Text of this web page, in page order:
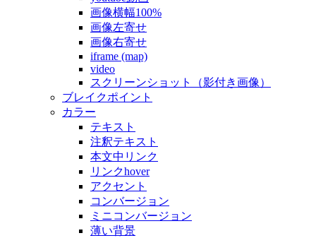
画像横幅100%
画像左寄せ
画像右寄せ
iframe (map)
video
スクリーンショット（影付き画像）
ブレイクポイント
カラー
テキスト
注釈テキスト
本文中リンク
リンクhover
アクセント
コンバージョン
ミニコンバージョン
薄い背景